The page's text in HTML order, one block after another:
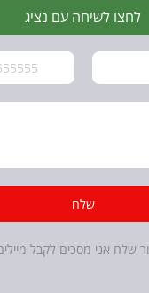
לחצו לשיחה עם נציג
שלח
*